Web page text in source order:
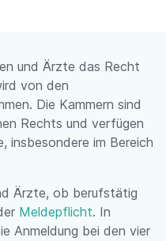
und Ärzte das Recht
von den
Die Kammern sind
Rechts und verfügen
insbesondere im Bereich
Ärzte, ob berufstätig
Meldepflicht. In
Anmeldung bei den vier